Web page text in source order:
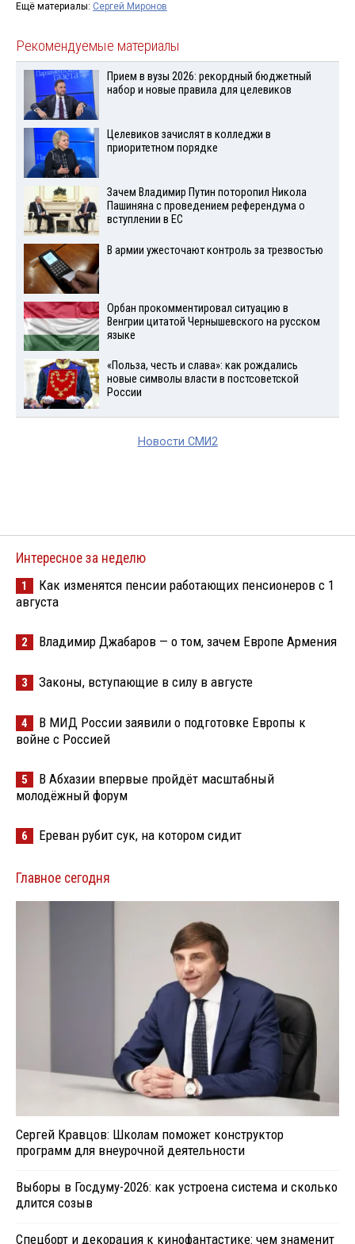
Ещё материалы: Сергей Миронов
Рекомендуемые материалы
Прием в вузы 2026: рекордный бюджетный
набор и новые правила для целевиков
Целевиков зачислят в колледжи в
приоритетном порядке
Зачем Владимир Путин поторопил Никола
Пашиняна с проведением референдума о
вступлении в ЕС
В армии ужесточают контроль за трезвостью
Орбан прокомментировал ситуацию в
Венгрии цитатой Чернышевского на русском
языке
«Польза, честь и слава»: как рождались
новые символы власти в постсоветской
России
Новости СМИ2
Интересное за неделю
1
Как изменятся пенсии работающих пенсионеров с 1
августа
2 Владимир Джабаров — о том, зачем Европе Армения
3 Законы, вступающие в силу в августе
4
В МИД России заявили о подготовке Европы к
войне с Россией
5
В Абхазии впервые пройдёт масштабный
молодёжный форум
6 Ереван рубит сук, на котором сидит
Главное сегодня
Сергей Кравцов: Школам поможет конструктор
программ для внеурочной деятельности
Выборы в Госдуму-2026: как устроена система и сколько
длится созыв
Спецборт и декорация к кинофантастике: чем знаменит